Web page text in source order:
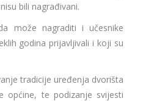
bili nagrađivani.
može nagraditi i učesnike
godina prijavljivali i koji su
tradicije uređenja dvorišta
općine, te podizanje svijesti